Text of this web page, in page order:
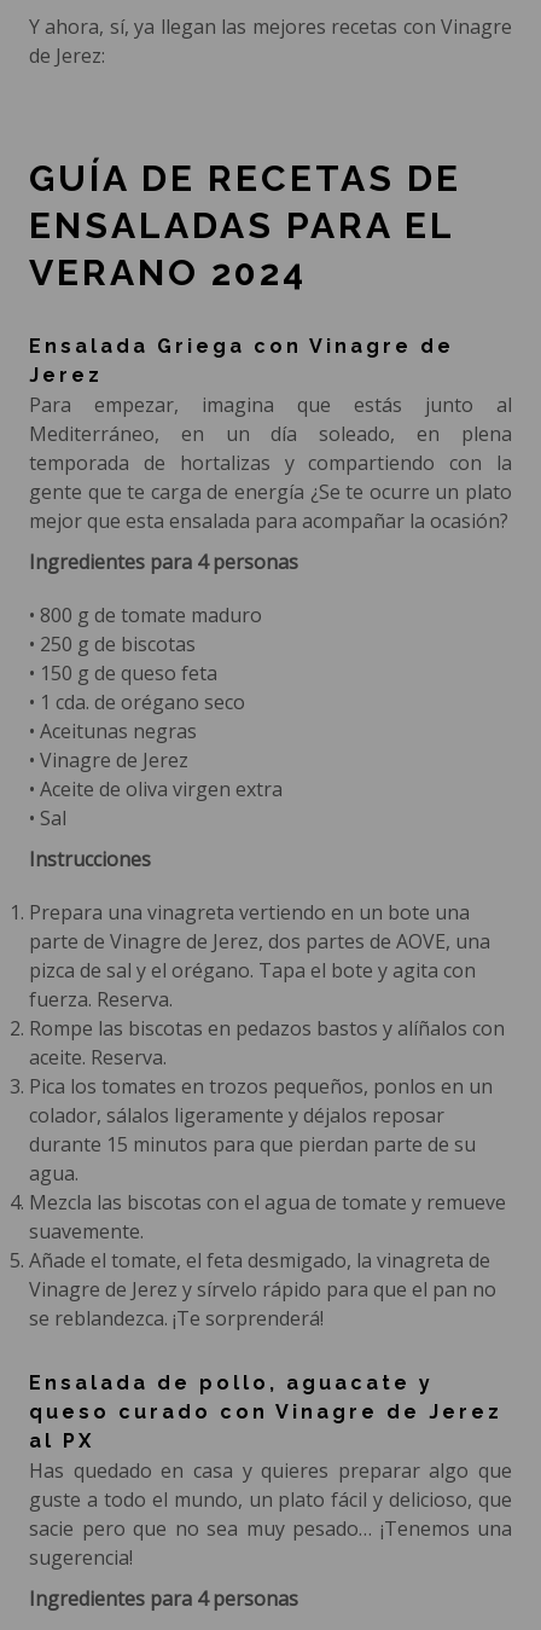
Y ahora, sí, ya llegan las mejores recetas con Vinagre
de Jerez:
GUÍA DE RECETAS DE
ENSALADAS PARA EL
VERANO 2024
Ensalada Griega con Vinagre de
Jerez
Para empezar, imagina que estás junto al
Mediterráneo, en un día soleado, en plena
temporada de hortalizas y compartiendo con la
gente que te carga de energía ¿Se te ocurre un plato
mejor que esta ensalada para acompañar la ocasión?
Ingredientes para 4 personas
• 800 g de tomate maduro
• 250 g de biscotas
• 150 g de queso feta
• 1 cda. de orégano seco
• Aceitunas negras
• Vinagre de Jerez
• Aceite de oliva virgen extra
• Sal
Instrucciones
Prepara una vinagreta vertiendo en un bote una
parte de Vinagre de Jerez, dos partes de AOVE, una
pizca de sal y el orégano. Tapa el bote y agita con
fuerza. Reserva.
Rompe las biscotas en pedazos bastos y alíñalos con
aceite. Reserva.
Pica los tomates en trozos pequeños, ponlos en un
colador, sálalos ligeramente y déjalos reposar
durante 15 minutos para que pierdan parte de su
agua.
Mezcla las biscotas con el agua de tomate y remueve
suavemente.
Añade el tomate, el feta desmigado, la vinagreta de
Vinagre de Jerez y sírvelo rápido para que el pan no
se reblandezca. ¡Te sorprenderá!
Ensalada de pollo, aguacate y
queso curado con Vinagre de Jerez
al PX
Has quedado en casa y quieres preparar algo que
guste a todo el mundo, un plato fácil y delicioso, que
sacie pero que no sea muy pesado… ¡Tenemos una
sugerencia!
Ingredientes para 4 personas